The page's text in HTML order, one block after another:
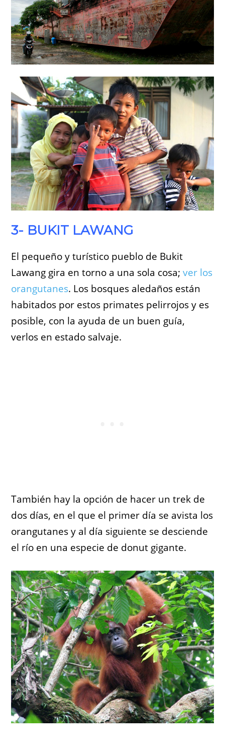
3- BUKIT LAWANG
El pequeño y turístico pueblo de Bukit
Lawang gira en torno a una sola cosa;ver los
orangutanes. Los bosques aledaños están
habitados por estos primates pelirrojos y es
posible, con la ayuda de un buen guía,
verlos en estado salvaje.
También hay la opción de hacer un trek de
dos días, en el que el primer día se avista los
orangutanes y al día siguiente se desciende
el río en una especie de donut gigante.